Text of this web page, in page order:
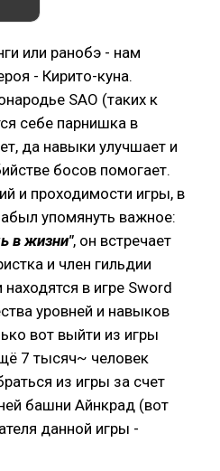
или ранобэ - нам
- Кирито-куна.
SAO (таких к
себе парнишка в
да навыки улучшает и
босов помогает.
и проходимости игры, в
упомянуть важное:
в жизни", он встречает
и член гильдии
в игре Sword
уровней и навыков
вот выйти из игры
7 тысяч~ человек
из игры за счет
башни Айнкрад (вот
данной игры -